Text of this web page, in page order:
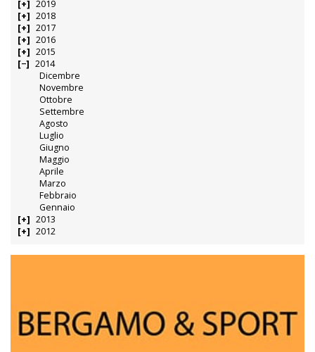
2019
2018
2017
2016
2015
2014
Dicembre
Novembre
Ottobre
Settembre
Agosto
Luglio
Giugno
Maggio
Aprile
Marzo
Febbraio
Gennaio
2013
2012